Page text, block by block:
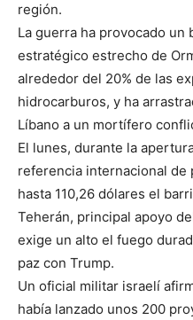
región.
La guerra ha provocado un
estratégico estrecho de
alrededor del 20% de las
hidrocarburos, y ha
Líbano a un mortífero
El lunes, durante la
referencia internacional de
hasta 110,26 dólares el
Teherán, principal apoyo
exige un alto el fuego
paz con Trump.
Un oficial militar israelí
había lanzado unos 200